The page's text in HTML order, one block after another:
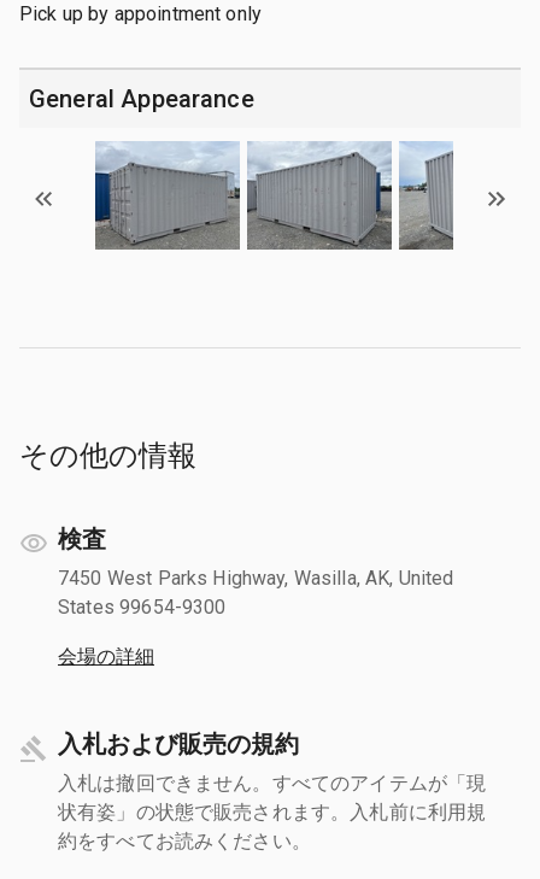
Pick up by appointment only
General Appearance
その他の情報
検査
7450 West Parks Highway, Wasilla, AK, United
States 99654-9300
会場の詳細
入札および販売の規約
入札は撤回できません。すべてのアイテムが「現
状有姿」の状態で販売されます。入札前に利用規
約をすべてお読みください。